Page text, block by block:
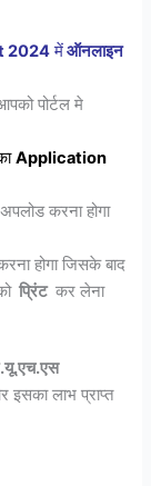
2024मेंऑनलाइन
पोर्टल मे
Application
करना होगा
होगा जिसके बाद
प्रिंट कर लेना
लाभ प्राप्त